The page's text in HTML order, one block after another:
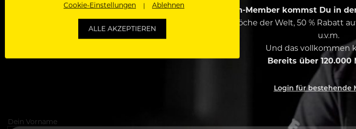
Als Rolling Pin-Member kommst Du in
Zugriff auf alle Artikel, Videos & Masterclasses der besten Köche der Welt, 50 %
u.v.m.
Und das vollkommen
Bereits über 120.000
Login für bestehende
Dein Vorname
Cookie-Einstellungen Ablehnen
ALLE AKZEPTIEREN